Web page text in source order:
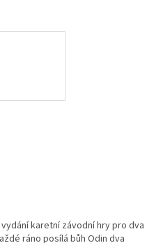
karetní závodní hry pro dva
ráno posílá bůh Odin dva